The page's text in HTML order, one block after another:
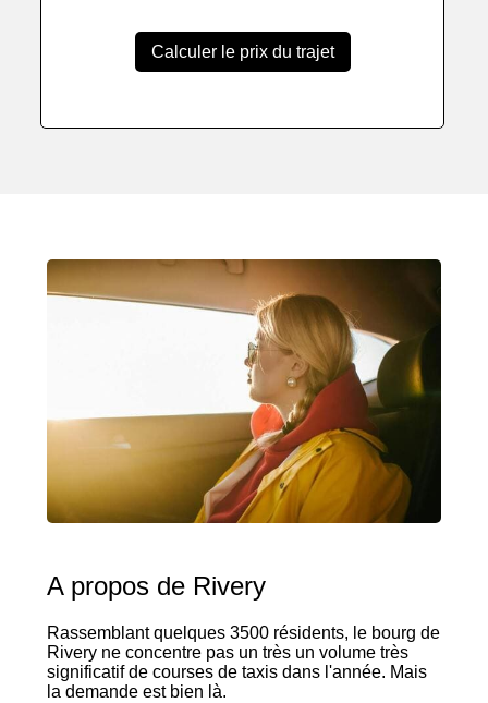
Calculer le prix du trajet
A propos de Rivery
Rassemblant quelques 3500 résidents, le bourg de
Rivery ne concentre pas un très un volume très
significatif de courses de taxis dans l'année. Mais
la demande est bien là.